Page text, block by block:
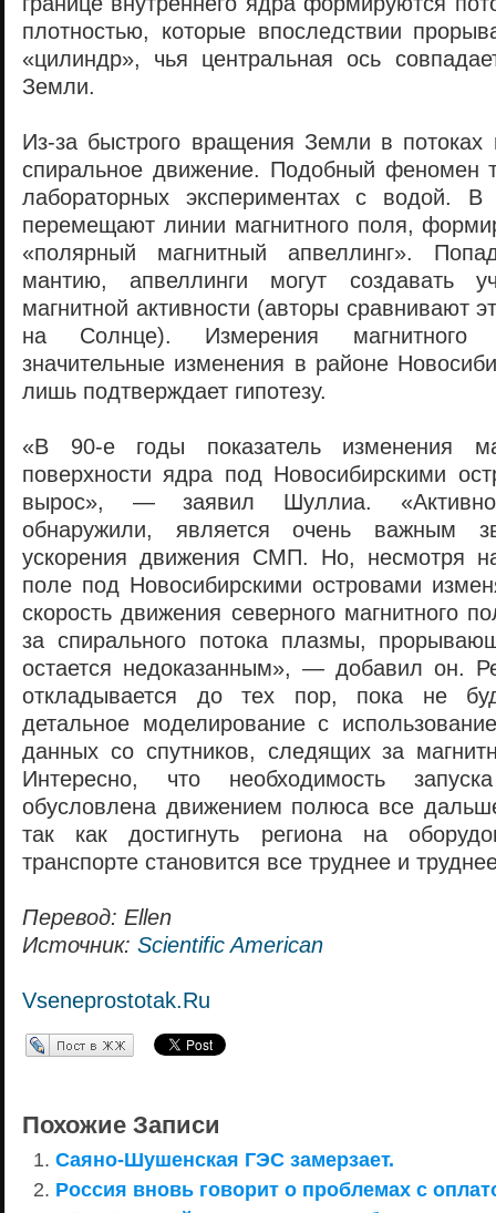
плотностью, которые впоследствии
«цилиндр», чья центральная ось
Земли.
Из-за быстрого вращения Земли в потоках
спиральное движение. Подобный феномен
лабораторных экспериментах с водой. В
перемещают линии магнитного поля,
«полярный магнитный апвеллинг».
мантию, апвеллинги могут создавать
магнитной активности (авторы сравнивают
на Солнце). Измерения магнитного
значительные изменения в районе
лишь подтверждает гипотезу.
«В 90-е годы показатель изменения
поверхности ядра под Новосибирскими
вырос», — заявил Шуллиа.
обнаружили, является очень важным
ускорения движения СМП. Но, несмотря
поле под Новосибирскими островами
скорость движения северного магнитного
за спирального потока плазмы,
остается недоказанным», — добавил он.
откладывается до тех пор, пока не
детальное моделирование с
данных со спутников, следящих за
Интересно, что необходимость
обусловлена движением полюса все
так как достигнуть региона на
транспорте становится все труднее и
Перевод: Ellen
Источник: Scientific American
Vseneprostotak.Ru
Перепост в ЖЖ
Похожие Записи
Саяно-Шушенская ГЭС замерзает.
Россия вновь говорит о проблемах с